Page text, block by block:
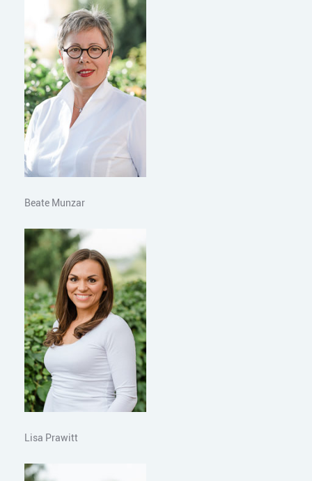
Beate Munzar
Lisa Prawitt